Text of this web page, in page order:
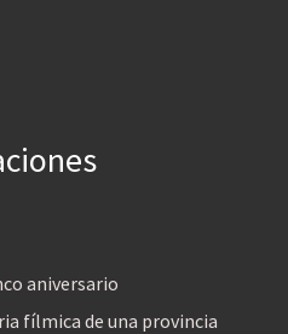
aniversario
fílmica de una provincia